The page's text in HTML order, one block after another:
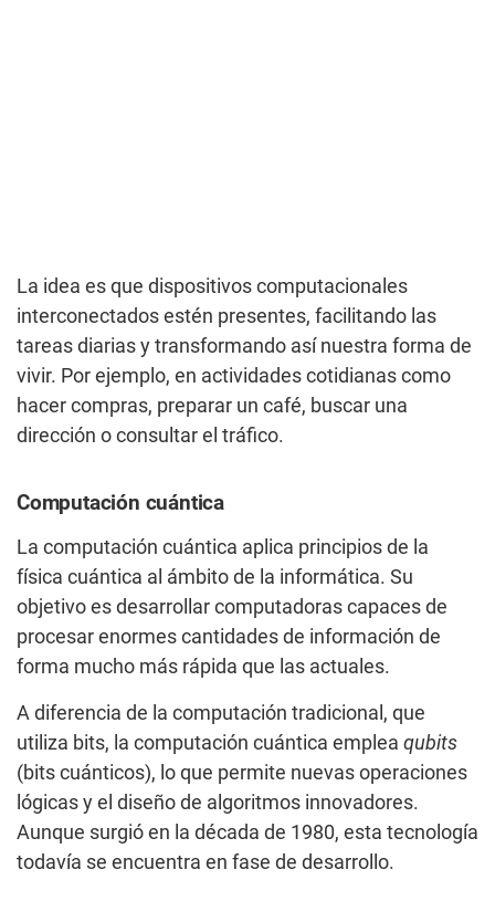
La idea es que dispositivos computacionales
interconectados estén presentes, facilitando las
tareas diarias y transformando así nuestra forma de
vivir. Por ejemplo, en actividades cotidianas como
hacer compras, preparar un café, buscar una
dirección o consultar el tráfico.
Computación cuántica
La computación cuántica aplica principios de la
física cuántica al ámbito de la informática. Su
objetivo es desarrollar computadoras capaces de
procesar enormes cantidades de información de
forma mucho más rápida que las actuales.
A diferencia de la computación tradicional, que
utiliza bits, la computación cuántica emplea qubits
(bits cuánticos), lo que permite nuevas operaciones
lógicas y el diseño de algoritmos innovadores.
Aunque surgió en la década de 1980, esta tecnología
todavía se encuentra en fase de desarrollo.